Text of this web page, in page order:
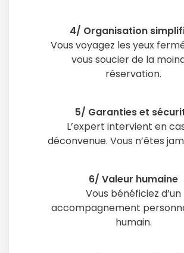
4/ Organisation
Vous voyagez les yeux
vous soucier de la
réservation.
5/ Garanties et
L’expert intervient en
déconvenue. Vous n’êtes
6/ Valeur humaine
Vous bénéficiez d’un
accompagnement
humain.